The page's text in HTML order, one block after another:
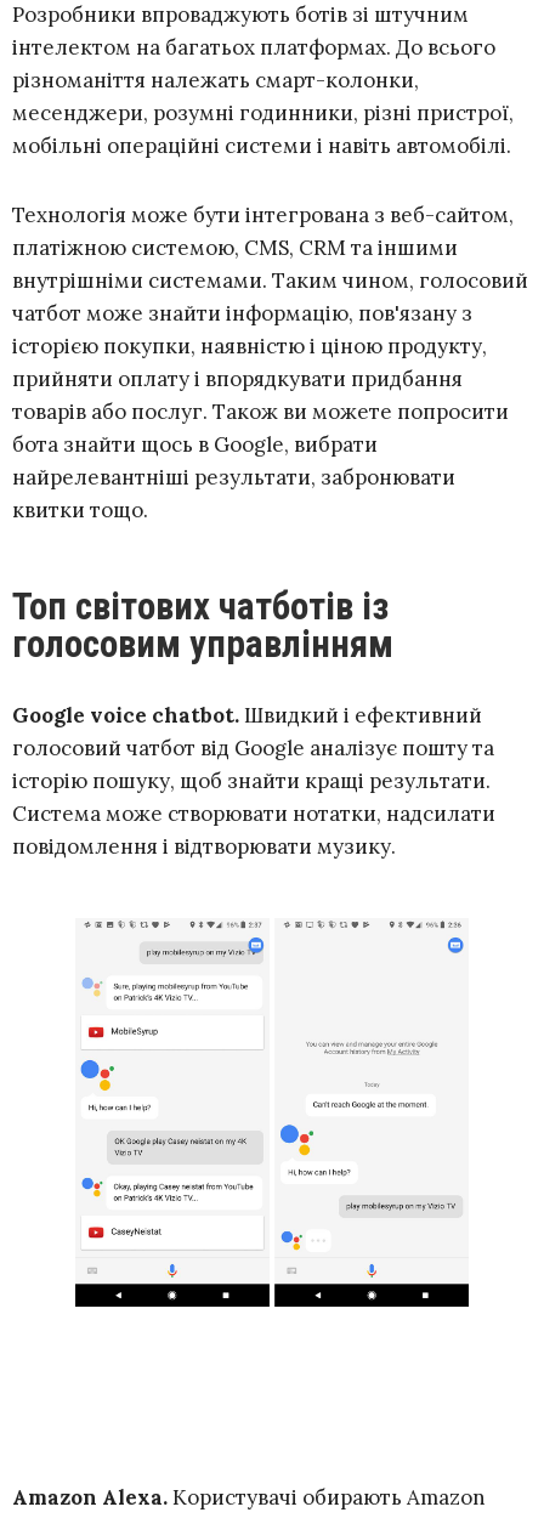
Розробники впроваджують ботів зі штучним
інтелектом на багатьох платформах. До всього
різноманіття належать смарт-колонки,
месенджери, розумні годинники, різні пристрої,
мобільні операційні системи і навіть автомобілі.
Технологія може бути інтегрована з веб-сайтом,
платіжною системою, CMS, CRM та іншими
внутрішніми системами. Таким чином, голосовий
чатбот може знайти інформацію, пов'язану з
історією покупки, наявністю і ціною продукту,
прийняти оплату і впорядкувати придбання
товарів або послуг. Також ви можете попросити
бота знайти щось в Google, вибрати
найрелевантніші результати, забронювати
квитки тощо.
Топ світових чатботів із
голосовим управлінням
Google voice chatbot.Швидкий і ефективний
голосовий чатбот від Google аналізує пошту та
історію пошуку, щоб знайти кращі результати.
Система може створювати нотатки, надсилати
повідомлення і відтворювати музику.
Amazon Alexa.Користувачі обирають Amazon